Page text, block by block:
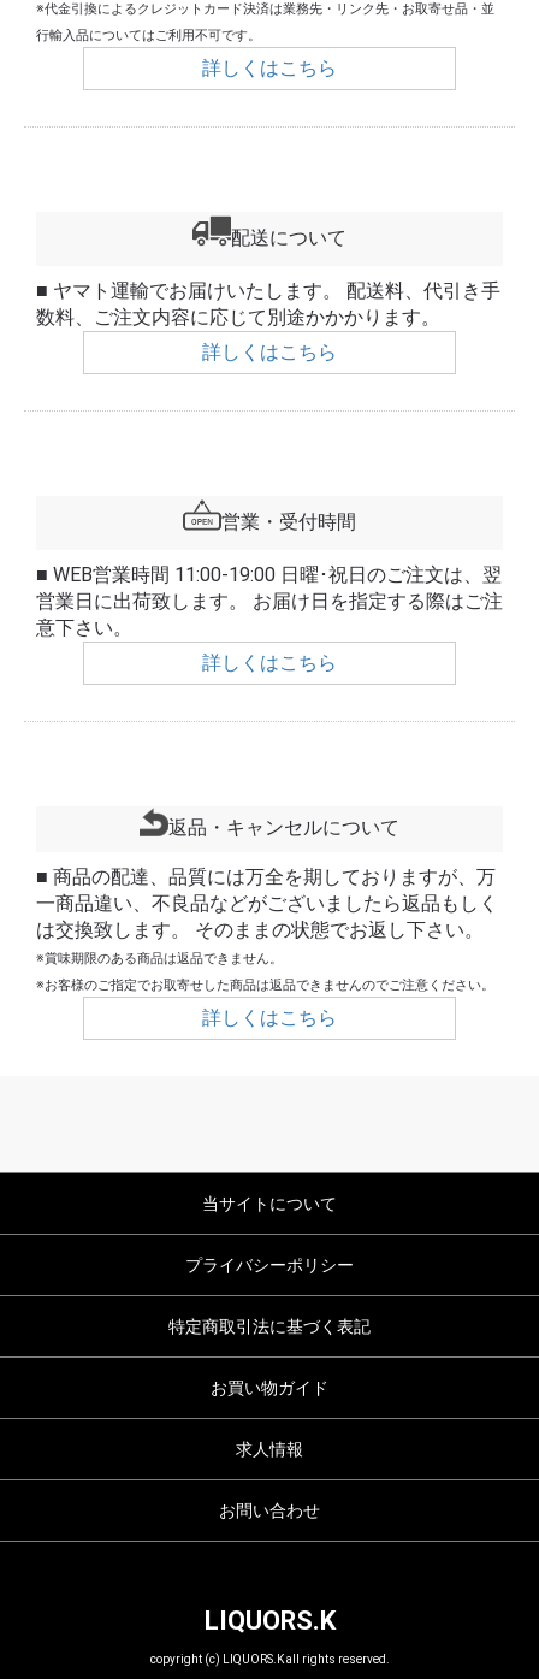
※代金引換によるクレジットカード決済は業務先・リンク先・お取寄せ品・並
行輸入品についてはご利用不可です。
詳しくはこちら
配送について
■ ヤマト運輸でお届けいたします。 配送料、代引き手
数料、ご注文内容に応じて別途かかかります。
詳しくはこちら
営業・受付時間
■ WEB営業時間 11:00-19:00 日曜･祝日のご注文は、翌
営業日に出荷致します。 お届け日を指定する際はご注
意下さい。
詳しくはこちら
返品・キャンセルについて
■ 商品の配達、品質には万全を期しておりますが、万
一商品違い、不良品などがございましたら返品もしく
は交換致します。 そのままの状態でお返し下さい。
※賞味期限のある商品は返品できません。
※お客様のご指定でお取寄せした商品は返品できませんのでご注意ください。
詳しくはこちら
当サイトについて
プライバシーポリシー
特定商取引法に基づく表記
お買い物ガイド
求人情報
お問い合わせ
LIQUORS.K
copyright (c) LIQUORS.K all rights reserved.